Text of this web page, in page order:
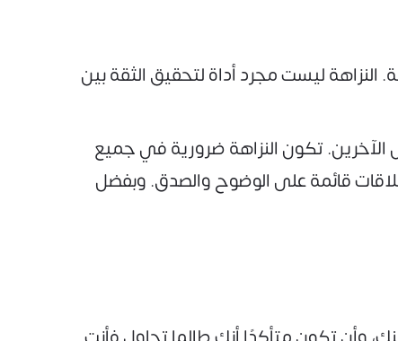
ليست مجرد أداة لتحقيق الثقة بين
الآخرين. تكون النزاهة ضرورية في جميع
قائمة على الوضوح والصدق. وبفضل